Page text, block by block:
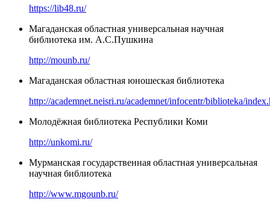
https://lib48.ru/
Магаданская областная универсальная научная
библиотека им. А.С.Пушкина
http://mounb.ru/
Магаданская областная юношеская библиотека
http://academnet.neisri.ru/academnet/infocentr/biblioteka/
Молодёжная библиотека Республики Коми
http://unkomi.ru/
Мурманская государственная областная универсальная
научная библиотека
http://www.mgounb.ru/